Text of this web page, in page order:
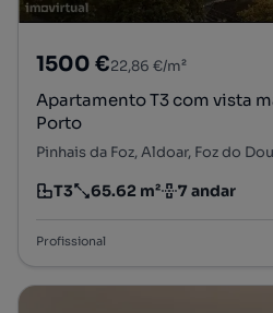
1500 €22,86 €/m²
Apartamento T3 com vista
Porto
Tipologia
T3
Preço por metro quadrado
65.62 m²
Andar 7 andar
Profissional